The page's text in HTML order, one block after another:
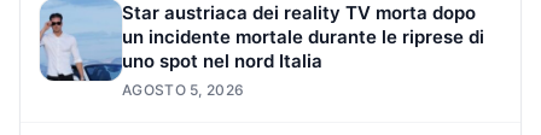
Star austriaca dei reality TV morta dopo
un incidente mortale durante le riprese di
uno spot nel nord Italia
AGOSTO 5, 2026